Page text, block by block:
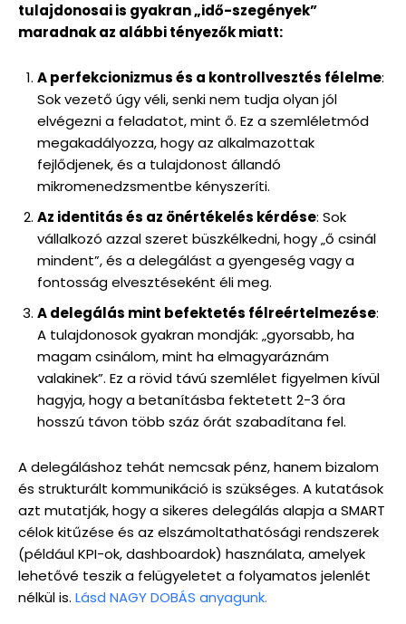
tulajdonosai is gyakran „idő-szegények”
maradnak az alábbi tényezők miatt:
A perfekcionizmus és a kontrollvesztés félelme:
Sok vezető úgy véli, senki nem tudja olyan jól
elvégezni a feladatot, mint ő. Ez a szemléletmód
megakadályozza, hogy az alkalmazottak
fejlődjenek, és a tulajdonost állandó
mikromenedzsmentbe kényszeríti.
Az identitás és az önértékelés kérdése: Sok
vállalkozó azzal szeret büszkélkedni, hogy „ő csinál
mindent”, és a delegálást a gyengeség vagy a
fontosság elvesztéseként éli meg.
A delegálás mint befektetés félreértelmezése:
A tulajdonosok gyakran mondják: „gyorsabb, ha
magam csinálom, mint ha elmagyaráznám
valakinek”. Ez a rövid távú szemlélet figyelmen kívül
hagyja, hogy a betanításba fektetett 2-3 óra
hosszú távon több száz órát szabadítana fel.
A delegáláshoz tehát nemcsak pénz, hanem bizalom
és strukturált kommunikáció is szükséges. A kutatások
azt mutatják, hogy a sikeres delegálás alapja a SMART
célok kitűzése és az elszámoltathatósági rendszerek
(például KPI-ok, dashboardok) használata, amelyek
lehetővé teszik a felügyeletet a folyamatos jelenlét
nélkül is. Lásd NAGY DOBÁS anyagunk.